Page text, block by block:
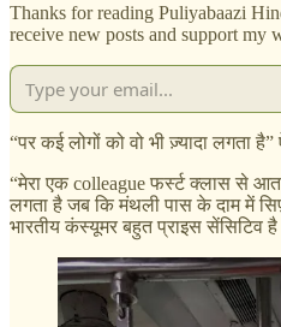
Thanks for reading Puliyabaazi
receive new posts and support my
“पर कई लोगों को वो भी ज़्यादा लगता
“मेरा एक colleague फर्स्ट क्लास से
लगता है जब कि मंथली पास के दाम में
भारतीय कंस्यूमर बहुत प्राइस सेंसिटिव